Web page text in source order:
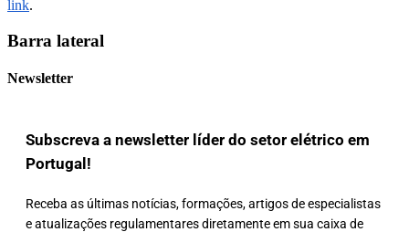
link.
Barra lateral
Newsletter
Subscreva a newsletter líder do setor elétrico em
Portugal!
Receba as últimas notícias, formações, artigos de especialistas
e atualizações regulamentares diretamente em sua caixa de